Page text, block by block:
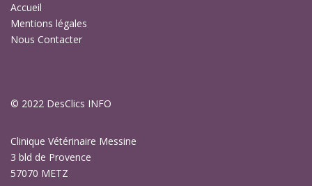
Accueil
Mentions légales
Nous Contacter
© 2022 DesClics INFO
Clinique Vétérinaire Messine
3 bld de Provence
57070 METZ